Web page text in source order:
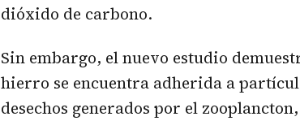
dióxido de carbono.
Sin embargo, el nuevo estudio
hierro se encuentra adherida a
desechos generados por el